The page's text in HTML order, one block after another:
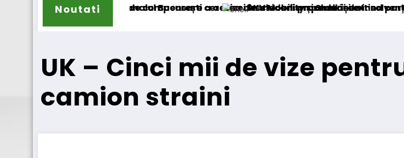
Noutati
a accizei în mecanism permanent
București cererea deschiderii procedurii de insolvență
DKV Mobility și Shell își extind parteneriatul europeanBlue River: 26.123 km
UK – Cinci mii de vize
camion straini